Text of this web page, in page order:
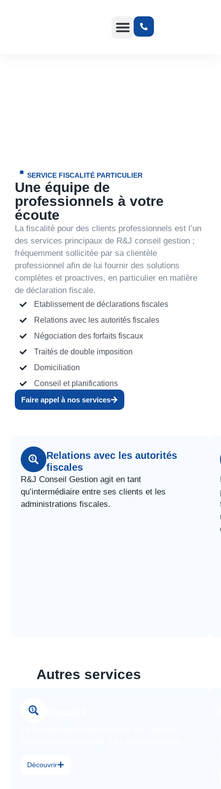
SERVICE FISCALITÉ PARTICULIER
Une équipe de
professionnels à votre
écoute
La fiscalité pour des clients professionnels est l’un
des services principaux de R&J conseil gestion ;
fréquemment sollicitée par sa clientèle
professionnel afin de lui fournir des solutions
complètes et proactives, en particulier en matière
de déclaration fiscale.
Etablissement de déclarations fiscales
Relations avec les autorités fiscales
Négociation des forfaits fiscaux
Traités de double imposition
Domiciliation
Conseil et planifications
Faire appel à nos services
Relations avec les autorités
fiscales
R&J Conseil Gestion agit en tant
qu’intermédiaire entre ses clients et les
administrations fiscales.
Autres services
Découvrir